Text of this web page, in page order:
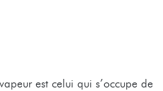
est celui qui s’occupe de